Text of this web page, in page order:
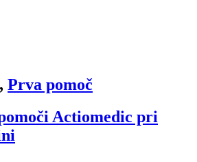
, Prva pomoč
Actiomedic pri